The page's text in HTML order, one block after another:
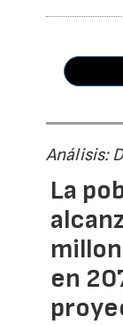
Análisis:
La
en